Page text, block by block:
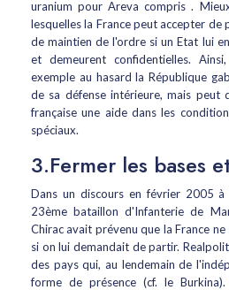
uranium pour Areva compris .
lesquelles la France peut accepter
de maintien de l'ordre si un Etat lui
et demeurent confidentielles.
exemple au hasard la République
de sa défense intérieure, mais peut
française une aide dans les
spéciaux.
3.Fermer les bases
Dans un discours en février 2005
23ème bataillon d'Infanterie de
Chirac avait prévenu que la France
si on lui demandait de partir.
des pays qui, au lendemain de
forme de présence (cf. le